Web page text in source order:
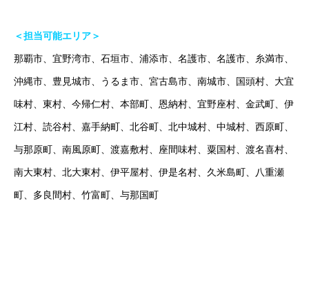
＜担当可能エリア＞
那覇市、宜野湾市、石垣市、浦添市、名護市、名護市、糸満市、
沖縄市、豊見城市、うるま市、宮古島市、南城市、国頭村、大宜
味村、東村、今帰仁村、本部町、恩納村、宜野座村、金武町、伊
江村、読谷村、嘉手納町、北谷町、北中城村、中城村、西原町、
与那原町、南風原町、渡嘉敷村、座間味村、粟国村、渡名喜村、
南大東村、北大東村、伊平屋村、伊是名村、久米島町、八重瀬
町、多良間村、竹富町、与那国町